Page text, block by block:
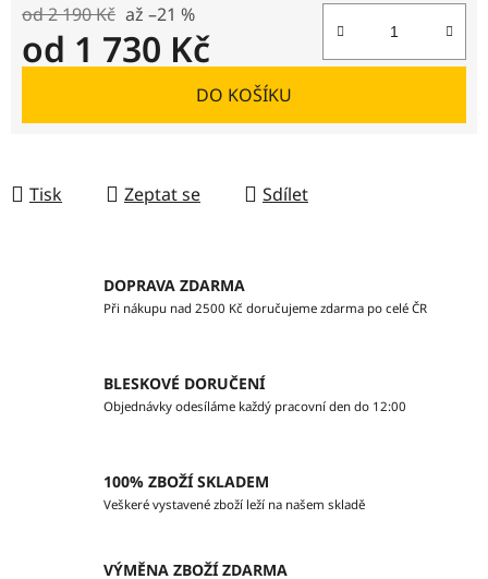
od 2 190 Kč až –21 %
od 1 730 Kč
DO KOŠÍKU
Tisk Zeptat se Sdílet
DOPRAVA ZDARMA
Při nákupu nad 2500 Kč doručujeme zdarma po celé ČR
BLESKOVÉ DORUČENÍ
Objednávky odesíláme každý pracovní den do 12:00
100% ZBOŽÍ SKLADEM
Veškeré vystavené zboží leží na našem skladě
VÝMĚNA ZBOŽÍ ZDARMA